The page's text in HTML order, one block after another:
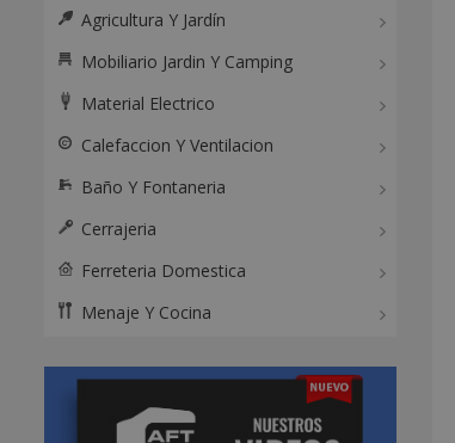
Agricultura Y Jardín
Mobiliario Jardin Y Camping
Material Electrico
Calefaccion Y Ventilacion
Baño Y Fontaneria
Cerrajeria
Ferreteria Domestica
Menaje Y Cocina